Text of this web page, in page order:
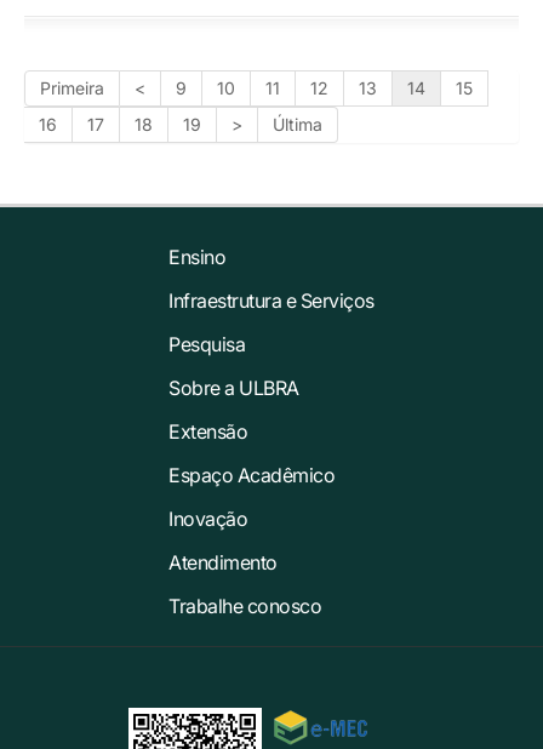
Primeira < 9 10 11 12 13 14
15
16
17 18 19 > Última
Ensino
Infraestrutura e Serviços
Pesquisa
Sobre a ULBRA
Extensão
Espaço Acadêmico
Inovação
Atendimento
Trabalhe conosco